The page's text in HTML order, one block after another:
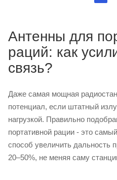
Антенны для
раций: как
связь?
Даже самая мощная
потенциал, если штатный
нагрузкой. Правильно
портативной рации - это
способ увеличить дальность
20–50%, не меняя саму